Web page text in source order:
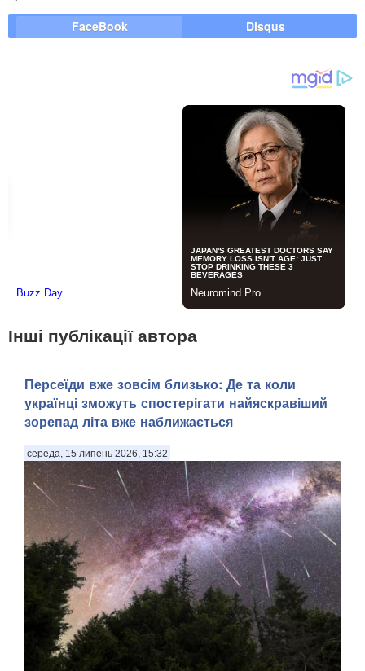
FaceBook Disqus
Інші публікації автора
Персеїди вже зовсім близько: Де та коли
українці зможуть спостерігати найяскравіший
зорепад літа вже наближається
середа, 15 липень 2026, 15:32